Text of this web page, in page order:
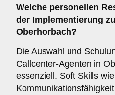
Welche personellen
der Implementierung
Oberhorbach?
Die Auswahl und
Callcenter-Agenten in
essenziell. Soft Skills wie